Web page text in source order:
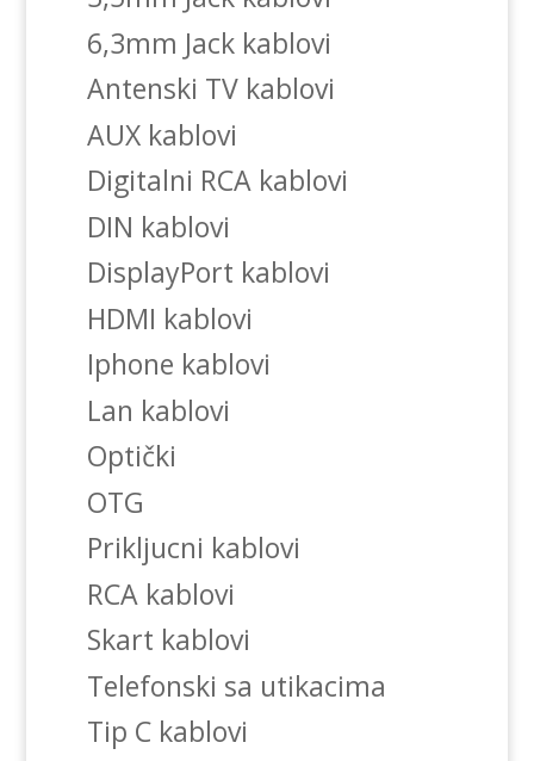
6,3mm Jack kablovi
Antenski TV kablovi
AUX kablovi
Digitalni RCA kablovi
DIN kablovi
DisplayPort kablovi
HDMI kablovi
Iphone kablovi
Lan kablovi
Optički
OTG
Prikljucni kablovi
RCA kablovi
Skart kablovi
Telefonski sa utikacima
Tip C kablovi